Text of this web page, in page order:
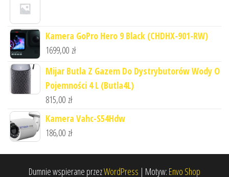
Kamera GoPro Hero 9 Black (CHDHX-901-RW)
1699,00 zł
Mijar Butla Z Gazem Do Dystrybutorów Wody O
Pojemności 4 L (Butla4L)
815,00 zł
Kamera Vahc-S54Hdw
186,00 zł
Dumnie wspierane przezWordPress | Motyw: Envo Shop